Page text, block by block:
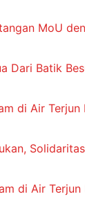
MoU
Dari Batik
di Air
di Air